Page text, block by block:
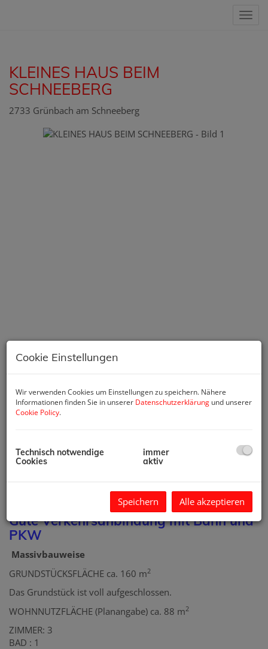
KLEINES HAUS BEIM
SCHNEEBERG
2733 Grünbach am Schneeberg
Beschreibung
CHARMANTES KLEINES
EINFAMILIENHAUS
ca. 70 km von WIEN in traumhafter
Gute Verkehrsanbindung mit Bahn und
PKW
Massivbauweise
GRUNDSTÜCKSFLÄCHE ca. 160 m2
Das Grundstück ist voll aufgeschlossen.
WOHNNUTZFLÄCHE (Planangabe) ca. 88 m2
ZIMMER: 3
BAD : 1
Cookie Einstellungen
Wir verwenden Cookies um Einstellungen zu speichern. Nähere
Informationen finden Sie in unserer Datenschutzerklärung und unserer
Cookie Policy.
Technisch notwendige
Cookies
immer
aktiv
Speichern Alle akzeptieren